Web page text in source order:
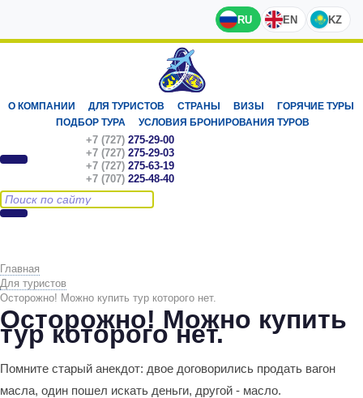
RU EN KZ
О КОМПАНИИ ДЛЯ ТУРИСТОВ СТРАНЫ ВИЗЫ
ГОРЯЧИЕ ТУРЫ
ПОДБОР ТУРА
УСЛОВИЯ БРОНИРОВАНИЯ ТУРОВ
+7 (727) 275-29-00
+7 (727) 275-29-03
+7 (727) 275-63-19
+7 (707) 225-48-40
Главная
Для туристов
Осторожно! Можно купить тур которого нет.
Осторожно! Можно купить
тур которого нет.
Помните старый анекдот: двое договорились продать вагон
масла, один пошел искать деньги, другой - масло.